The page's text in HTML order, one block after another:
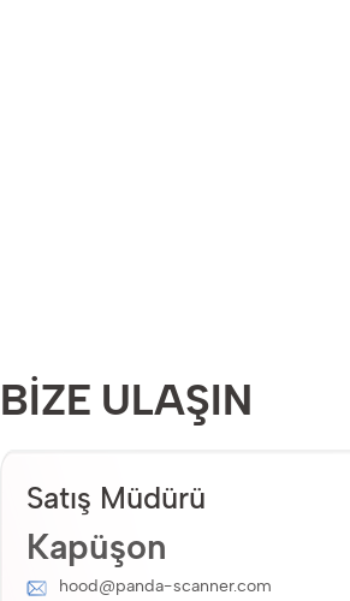
BİZE ULAŞIN
Satış Müdürü
Kapüşon
hood@panda-scanner.com